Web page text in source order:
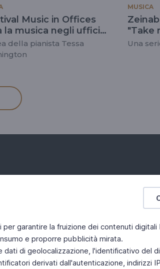
garantire la fruizione dei contenuti digitali
e proporre pubblicità mirata.
di geolocalizzazione, l'identificativo del
derivati dall'autenticazione, indirizzi
Music in Offices
la musica negli uffici
della pianista Tessa
MUSICA
"Take
Una